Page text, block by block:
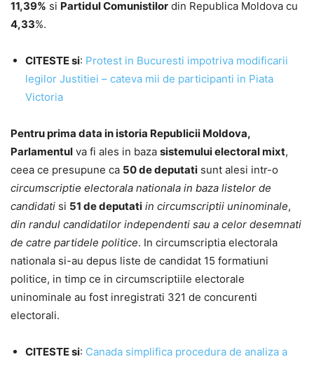
11,39% si Partidul Comunistilor din Republica Moldova cu
4,33%.
CITESTE si: Protest in Bucuresti impotriva modificarii
legilor Justitiei – cateva mii de participanti in Piata
Victoria
Pentru prima data in istoria Republicii Moldova,
Parlamentul va fi ales in baza sistemului electoral mixt,
ceea ce presupune ca 50 de deputati sunt alesi intr-o
circumscriptie electorala nationala in baza listelor de
candidati si 51 de deputati in circumscriptii uninominale,
din randul candidatilor independenti sau a celor desemnati
de catre partidele politice. In circumscriptia electorala
nationala si-au depus liste de candidat 15 formatiuni
politice, in timp ce in circumscriptiile electorale
uninominale au fost inregistrati 321 de concurenti
electorali.
CITESTE si: Canada simplifica procedura de analiza a